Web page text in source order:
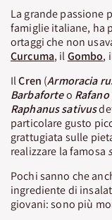
La grande passione
famiglie italiane, ha
ortaggi che non
Curcuma, ilGombo,
IlCren (Armoracia
Barbaforteo
Raphanus sativus
particolare gusto
grattugiata sulle
realizzare la famosa
Pochi sanno che
ingrediente di
giovani: sono più